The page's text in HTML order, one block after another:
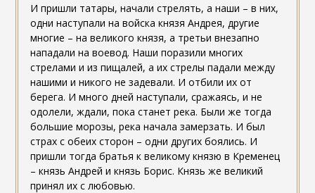
И пришли татары, начали стрелять, а наши – в них,
одни наступали на войска князя Андрея, другие
многие – на великого князя, а третьи внезапно
нападали на воевод. Наши поразили многих
стрелами и из пищалей, а их стрелы падали между
нашими и никого не задевали. И отбили их от
берега. И много дней наступали, сражаясь, и не
одолели, ждали, пока станет река. Были же тогда
большие морозы, река начала замерзать. И был
страх с обеих сторон – одни других боялись. И
пришли тогда братья к великому князю в Кременец
– князь Андрей и князь Борис. Князь же великий
принял их с любовью.